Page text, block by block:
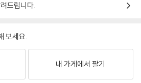
드립니다.
보세요.
내 가게에서 팔기